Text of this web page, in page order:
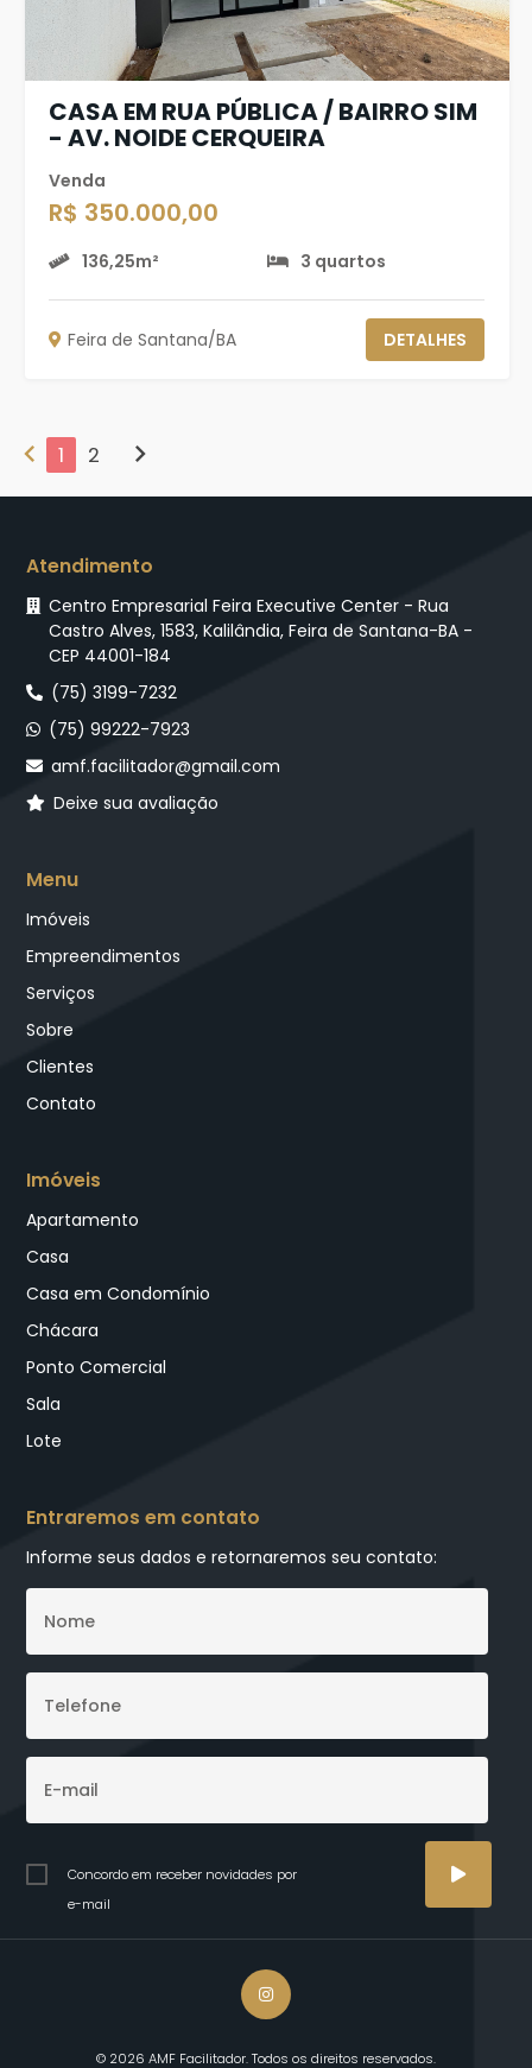
CASA EM RUA PÚBLICA / BAIRRO SIM
- AV. NOIDE CERQUEIRA
Venda
R$ 350.000,00
136,25m² 3 quartos
Feira de Santana/BA DETALHES
chevron_left 1 2 chevron_right
Atendimento
Centro Empresarial Feira Executive Center - Rua
Castro Alves, 1583, Kalilândia, Feira de Santana-BA -
CEP 44001-184
(75) 3199-7232
(75) 99222-7923
amf.facilitador@gmail.com
Deixe sua avaliação
Menu
Imóveis
Empreendimentos
Serviços
Sobre
Clientes
Contato
Imóveis
Apartamento
Casa
Casa em Condomínio
Chácara
Ponto Comercial
Sala
Lote
Entraremos em contato
Informe seus dados e retornaremos seu contato:
Concordo em receber novidades por
e-mail
© 2026 AMF Facilitador. Todos os direitos reservados.